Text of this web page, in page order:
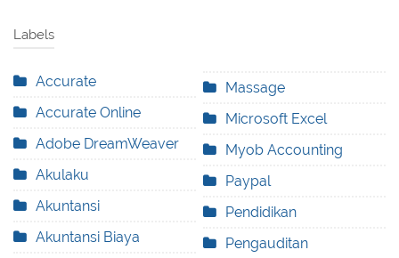
Labels
Accurate
Accurate Online
Adobe DreamWeaver
Akulaku
Akuntansi
Akuntansi Biaya
Massage
Microsoft Excel
Myob Accounting
Paypal
Pendidikan
Pengauditan